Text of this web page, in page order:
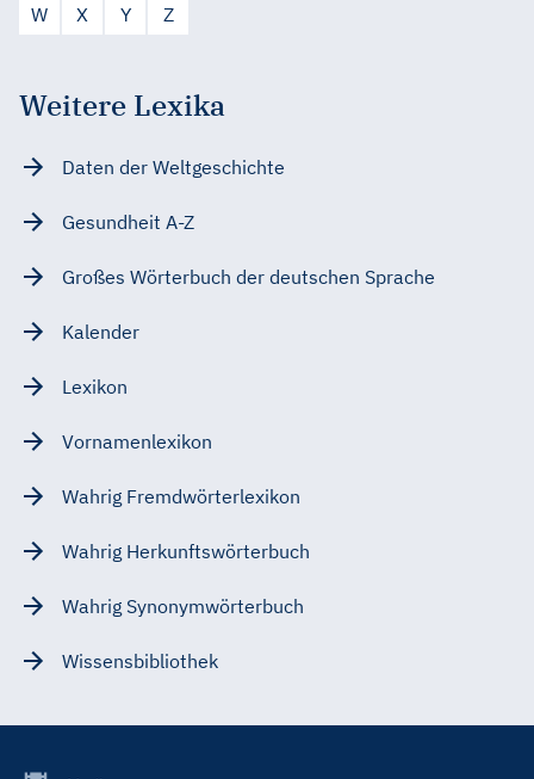
W
X Y Z
Weitere Lexika
Daten der Weltgeschichte
Gesundheit A-Z
Großes Wörterbuch der deutschen Sprache
Kalender
Lexikon
Vornamenlexikon
Wahrig Fremdwörterlexikon
Wahrig Herkunftswörterbuch
Wahrig Synonymwörterbuch
Wissensbibliothek